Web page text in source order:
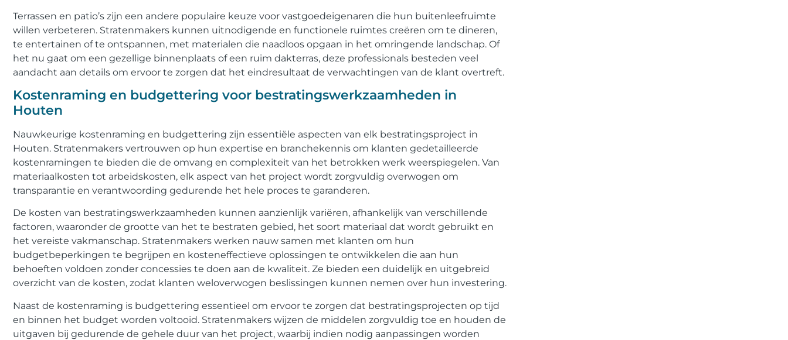
Terrassen en patio’s zijn een andere populaire keuze voor vastgoedeigenaren die hun buitenleefruimte
willen verbeteren. Stratenmakers kunnen uitnodigende en functionele ruimtes creëren om te dineren,
te entertainen of te ontspannen, met materialen die naadloos opgaan in het omringende landschap. Of
het nu gaat om een ​​gezellige binnenplaats of een ruim dakterras, deze professionals besteden veel
aandacht aan details om ervoor te zorgen dat het eindresultaat de verwachtingen van de klant overtreft.
Kostenraming en budgettering voor bestratingswerkzaamheden in
Houten
Nauwkeurige kostenraming en budgettering zijn essentiële aspecten van elk bestratingsproject in
Houten. Stratenmakers vertrouwen op hun expertise en branchekennis om klanten gedetailleerde
kostenramingen te bieden die de omvang en complexiteit van het betrokken werk weerspiegelen. Van
materiaalkosten tot arbeidskosten, elk aspect van het project wordt zorgvuldig overwogen om
transparantie en verantwoording gedurende het hele proces te garanderen.
De kosten van bestratingswerkzaamheden kunnen aanzienlijk variëren, afhankelijk van verschillende
factoren, waaronder de grootte van het te bestraten gebied, het soort materiaal dat wordt gebruikt en
het vereiste vakmanschap. Stratenmakers werken nauw samen met klanten om hun
budgetbeperkingen te begrijpen en kosteneffectieve oplossingen te ontwikkelen die aan hun
behoeften voldoen zonder concessies te doen aan de kwaliteit. Ze bieden een duidelijk en uitgebreid
overzicht van de kosten, zodat klanten weloverwogen beslissingen kunnen nemen over hun investering.
Naast de kostenraming is budgettering essentieel om ervoor te zorgen dat bestratingsprojecten op tijd
en binnen het budget worden voltooid. Stratenmakers wijzen de middelen zorgvuldig toe en houden de
uitgaven bij gedurende de gehele duur van het project, waarbij indien nodig aanpassingen worden